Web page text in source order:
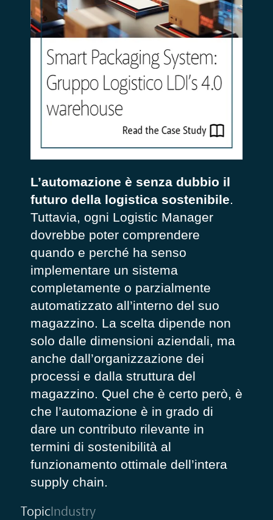
L’automazione è senza dubbio il
futuro della logistica sostenibile.
Tuttavia, ogni Logistic Manager
dovrebbe poter comprendere
quando e perché ha senso
implementare un sistema
completamente o parzialmente
automatizzato all’interno del suo
magazzino. La scelta dipende non
solo dalle dimensioni aziendali, ma
anche dall’organizzazione dei
processi e dalla struttura del
magazzino. Quel che è certo però, è
che l’automazione è in grado di
dare un contributo rilevante in
termini di sostenibilità al
funzionamento ottimale dell’intera
supply chain.
TopicIndustry